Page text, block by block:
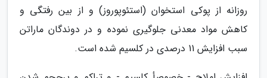
روزانه از پوکی استخوان (استئوپوروز) و از بین رفتگی و
کاهش مواد معدنی جلوگیری نموده و در دوندگان ماراتن
سبب افزایش 11 درصدی در کلسیم شده است.